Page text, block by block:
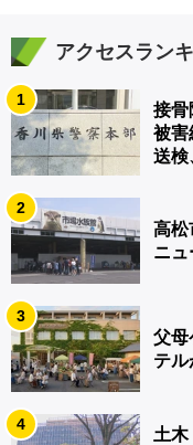
アクセスラン
1
接
被
送検
2
高
ニ
3
父母
テ
4
土木